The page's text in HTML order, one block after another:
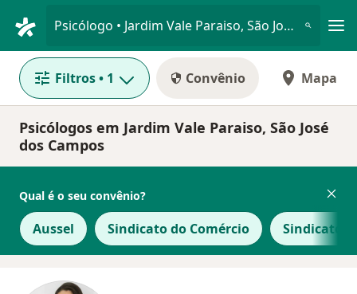
Psicólogo • Jardim Vale Paraiso, São José dos Campos, São Paulo SP
Filtros• 1 Convênio Mapa
Psicólogos em Jardim Vale Paraiso, São José
dos Campos
Qual é o seu convênio?
Aussel Sindicato do Comércio Sindicato